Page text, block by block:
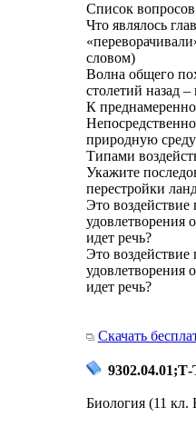
Список вопросов
Что являлось
словом)
Волна общего
столетий назад
К
природную
Типами
Укажите
перестройки
Это воздействие
удовлетворения
идет речь?
Это воздействие
удовлетворения
идет речь?
Скачать
9302.04.01;Т-
Биология (11 кл.